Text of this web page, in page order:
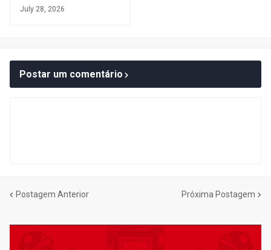
July 28, 2026
Postar um comentário
Postagem Anterior Próxima Postagem